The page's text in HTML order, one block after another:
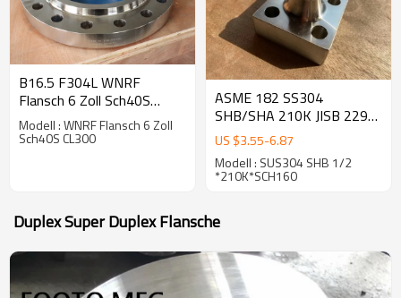
B16.5 F304L WNRF
Flansch 6 Zoll Sch40S
CL300
Modell : WNRF Flansch 6 Zoll
Sch40S CL300
ASME 182 SS304
SHB/SHA 210K JISB 2291
Quadratischer Flansch
US $3.55-6.87
Modell : SUS304 SHB 1/2
*210K*SCH160
Duplex Super Duplex Flansche